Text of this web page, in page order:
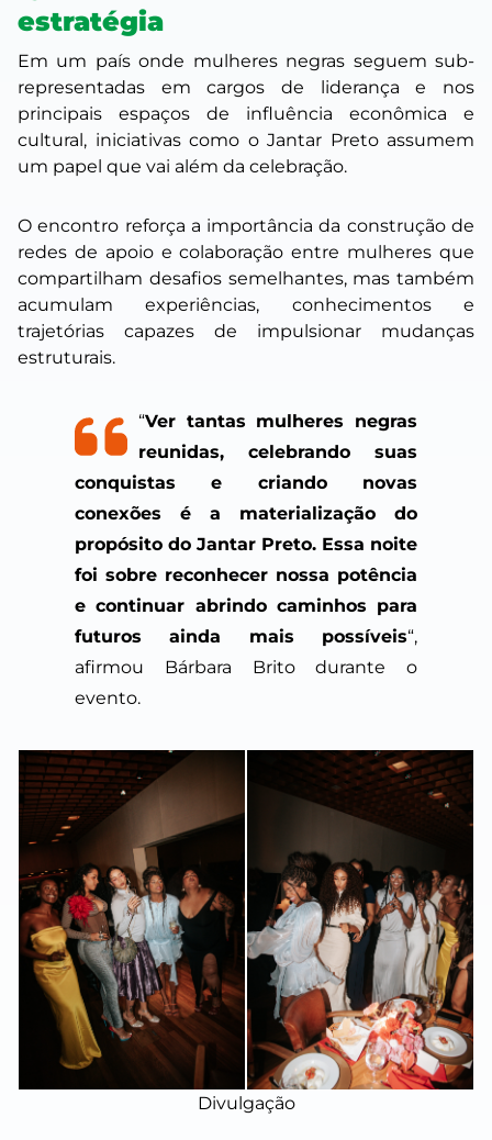
estratégia
Em um país onde mulheres negras seguem sub-
representadas em cargos de liderança e nos
principais espaços de influência econômica e
cultural, iniciativas como o Jantar Preto assumem
um papel que vai além da celebração.
O encontro reforça a importância da construção de
redes de apoio e colaboração entre mulheres que
compartilham desafios semelhantes, mas também
acumulam experiências, conhecimentos e
trajetórias capazes de impulsionar mudanças
estruturais.
“Ver tantas mulheres negras
reunidas, celebrando suas
conquistas e criando novas
conexões é a materialização do
propósito do Jantar Preto. Essa noite
foi sobre reconhecer nossa potência
e continuar abrindo caminhos para
futuros ainda mais possíveis“,
afirmou Bárbara Brito durante o
evento.
Divulgação